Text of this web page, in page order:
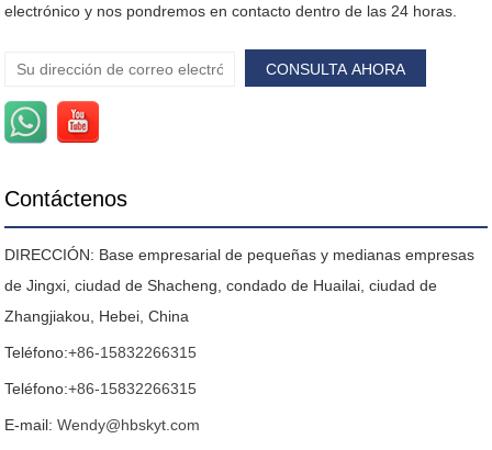
electrónico y nos pondremos en contacto dentro de las 24 horas.
Contáctenos
DIRECCIÓN: Base empresarial de pequeñas y medianas empresas
de Jingxi, ciudad de Shacheng, condado de Huailai, ciudad de
Zhangjiakou, Hebei, China
Teléfono:+86-15832266315
Teléfono:+86-15832266315
E-mail:Wendy@hbskyt.com